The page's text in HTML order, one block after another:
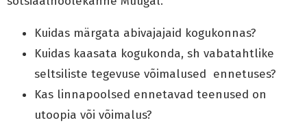
Kuidas märgata abivajajaid kogukonnas?
Kuidas kaasata kogukonda, sh vabatahtlike
seltsiliste tegevuse võimalused ennetuses?
Kas linnapoolsed ennetavad teenused on
utoopia või võimalus?